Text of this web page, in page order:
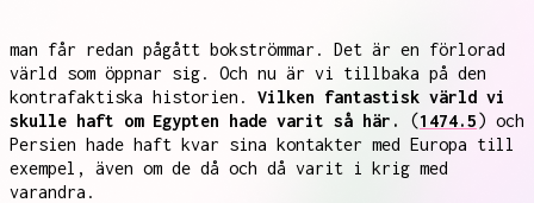
man får redan pågått bokströmmar. Det är en förlorad
värld som öppnar sig. Och nu är vi tillbaka på den
kontrafaktiska historien. Vilken fantastisk värld vi
skulle haft om Egypten hade varit så här.
(1474.5) och
Persien hade haft kvar sina kontakter med Europa till
exempel, även om de då och då varit i krig med
varandra.